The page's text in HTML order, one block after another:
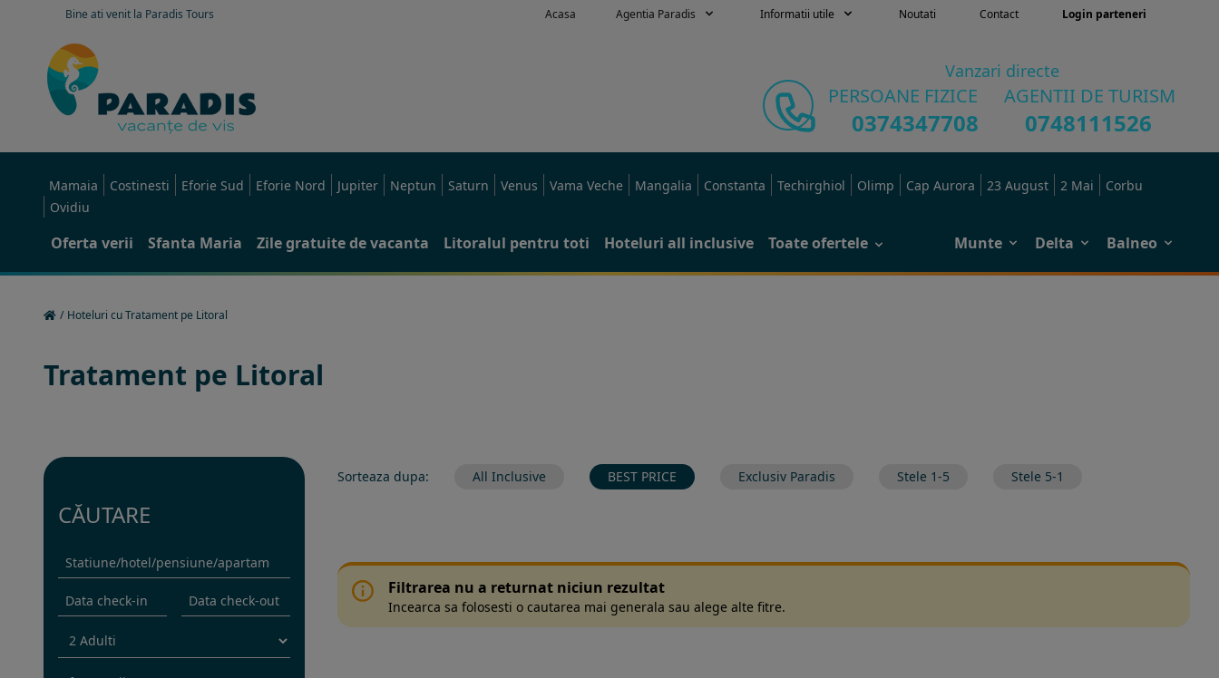
Bine ati venit la Paradis Tours Acasa Agentia Paradis Informatii utile Noutati Contact Login parteneri
Vanzari directe
PERSOANE FIZICE AGENTII DE TURISM
0374347708 0748111526
Mamaia Costinesti Eforie Sud Eforie Nord Jupiter Neptun Saturn Venus Vama Veche Mangalia Constanta Techirghiol Olimp Cap Aurora 23 August 2 Mai
Corbu
Ovidiu
Oferta verii Sfanta Maria Zile gratuite de vacanta Litoralul pentru toti Hoteluri all inclusive Toate ofertele Munte Delta Balneo
/ Hoteluri cu Tratament pe Litoral
Tratament pe Litoral
CĂUTARE
Sorteaza dupa: All Inclusive BEST PRICE Exclusiv Paradis Stele 1-5 Stele 5-1
Filtrarea nu a returnat niciun rezultat
Incearca sa folosesti o cautarea mai generala sau alege alte fitre.